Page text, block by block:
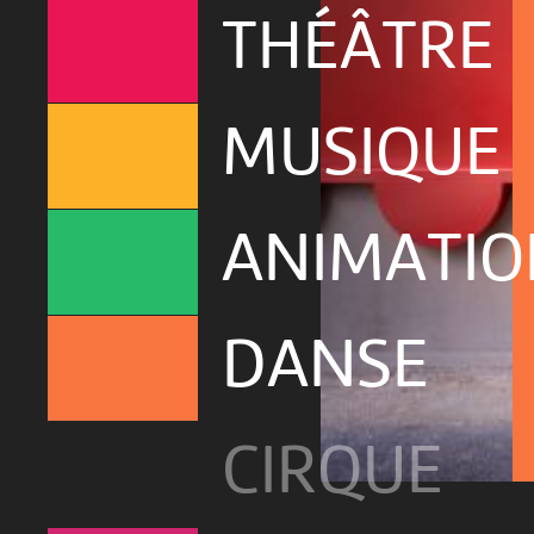
THÉÂTRE
MUSIQUE
DANSE
CIRQUE